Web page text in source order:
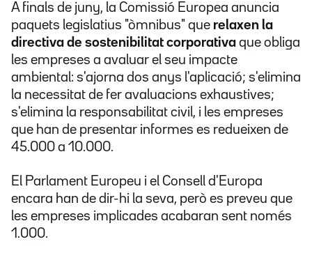
A finals de juny, la Comissió Europea anuncia
paquets legislatius "òmnibus" que relaxen la
directiva de sostenibilitat corporativa que obliga
les empreses a avaluar el seu impacte
ambiental: s'ajorna dos anys l'aplicació; s'elimina
la necessitat de fer avaluacions exhaustives;
s'elimina la responsabilitat civil, i les empreses
que han de presentar informes es redueixen de
45.000 a 10.000.
El Parlament Europeu i el Consell d'Europa
encara han de dir-hi la seva, però es preveu que
les empreses implicades acabaran sent només
1.000.